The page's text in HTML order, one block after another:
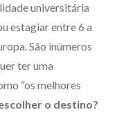
universitária
estagiar entre 6 a
São inúmeros
ter uma
“os melhores
o destino?